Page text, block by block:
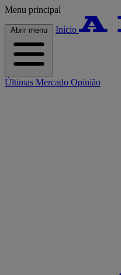
Menu principal
Abrir menu Início
Últimas Mercado Opinião